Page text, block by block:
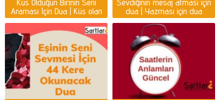
Araması İçin Dua | Küs olan
kişiyi ayağına getirmek için
dua
dua | Yazması için dua